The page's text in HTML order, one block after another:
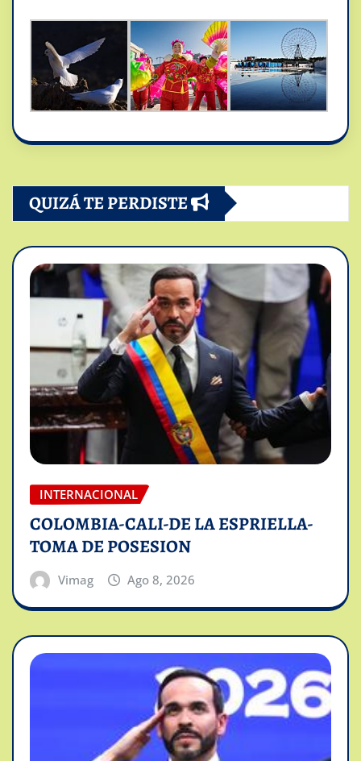
QUIZÁ TE PERDISTE
INTERNACIONAL
COLOMBIA-CALI-DE LA ESPRIELLA-
TOMA DE POSESION
Vimag Ago 8, 2026